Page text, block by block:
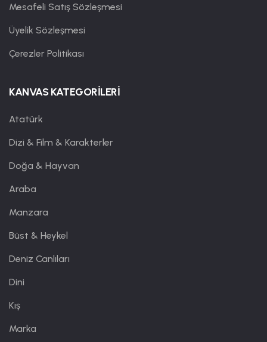
Mesafeli Satış Sözleşmesi
Üyelik Sözleşmesi
Çerezler Politikası
KANVAS KATEGORİLERİ
Atatürk
Dizi & Film & Karakterler
Doğa & Hayvan
Araba
Manzara
Büst & Heykel
Deniz Canlıları
Dini
Kış
Marka